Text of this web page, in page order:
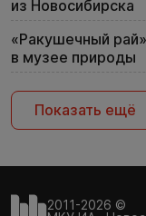
из Новосибирска
«Ракушечный
в музее природы
Показать ещё
2011-2026 ©